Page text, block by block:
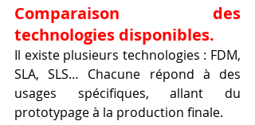
Comparaison des
technologies disponibles.
Il existe plusieurs technologies : FDM,
SLA, SLS… Chacune répond à des
usages spécifiques, allant du
prototypage à la production finale.